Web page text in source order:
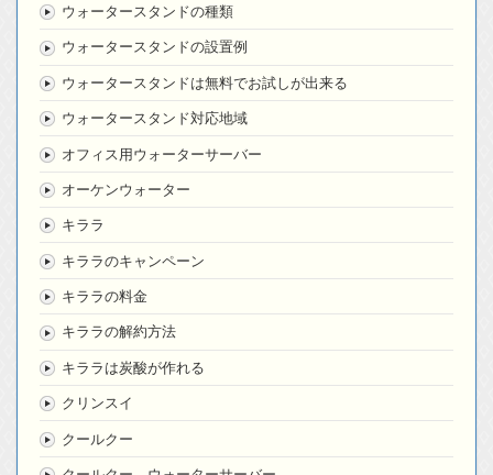
ウォータースタンドの種類
ウォータースタンドの設置例
ウォータースタンドは無料でお試しが出来る
ウォータースタンド対応地域
オフィス用ウォーターサーバー
オーケンウォーター
キララ
キララのキャンペーン
キララの料金
キララの解約方法
キララは炭酸が作れる
クリンスイ
クールクー